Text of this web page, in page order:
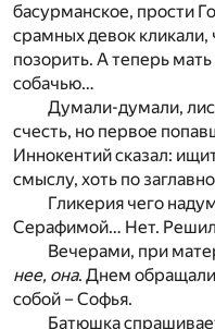
басурманское, прости
срамных девок кликали,
позорить. А теперь
собачью…
Думали-думали,
счесть, но первое
Иннокентий сказал:
смыслу, хоть по
Гликерия чего
Серафимой… Нет.
Вечерами, при
нее, она. Днем
собой – Софья.
Батюшка